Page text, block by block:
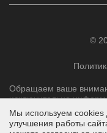
©
Обращаем ваше
исключительно
ни при каких условиях
определяемой
кодекса РФ.
Мы используем cookies
улучшения работы